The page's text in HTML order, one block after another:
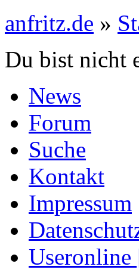
anfritz.de »
Du bist nicht
News
Forum
Suche
Kontakt
Impressum